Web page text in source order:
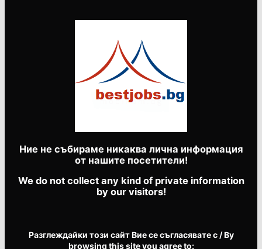
Ние не събираме никаква лична информация
от нашите посетители!
We do not collect any kind of private information
by our visitors!
Разглеждайки този сайт Вие се съгласявате с / By
browsing this site you agree to: